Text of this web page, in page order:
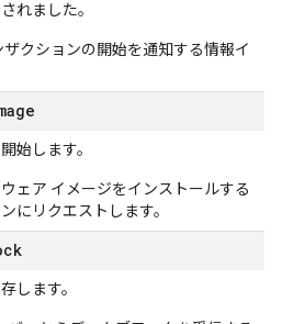
れました。
クションの開始を通知する情報イ
始します。
ェア イメージをインストールする
にリクエストします。
します。